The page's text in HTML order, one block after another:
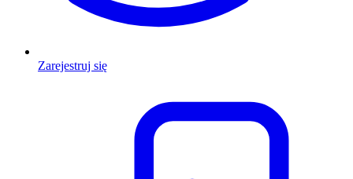
Zarejestruj się